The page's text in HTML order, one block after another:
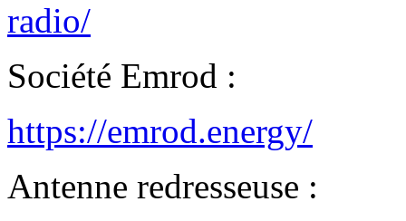
radio/
Société Emrod :
https://emrod.energy/
Antenne redresseuse :